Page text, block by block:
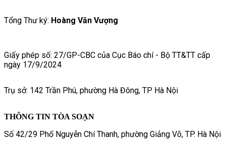
Tổng Thư ký: Hoàng Văn Vượng
Giấy phép số: 27/GP-CBC của Cục Báo chí - Bộ TT&TT cấp
ngày 17/9/2024
Trụ sở: 142 Trần Phú, phường Hà Đông, TP Hà Nội
THÔNG TIN TÒA SOẠN
Số 42/29 Phố Nguyễn Chí Thanh, phường Giảng Võ, TP. Hà Nội